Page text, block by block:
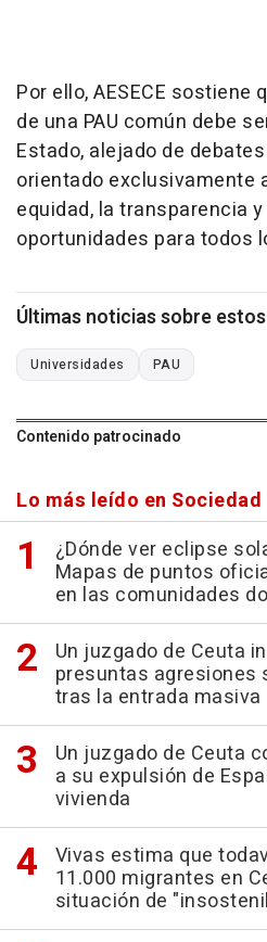
Por ello, AESECE
de una PAU común debe
Estado, alejado de
orientado exclusivamente
equidad, la transparencia
oportunidades para todos
Últimas noticias sobre
Universidades PAU
Contenido patrocinado
Lo más leído en Sociedad
¿Dónde ver eclipse
Mapas de puntos
en las comunidades
Un juzgado de Ceuta
presuntas agresiones
tras la entrada masiva
Un juzgado de Ceuta
a su expulsión de
vivienda
Vivas estima que
11.000 migrantes en
situación de